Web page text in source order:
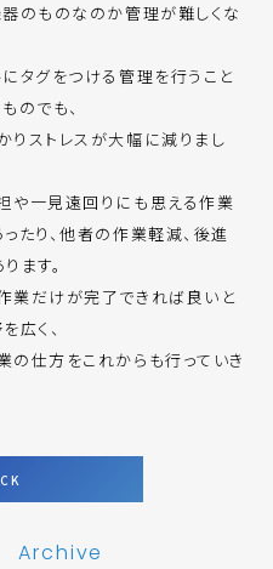
のものなのか管理が難しくな
タグをつける管理を行うこと
のでも、
ストレスが大幅に減りまし
や一見遠回りにも思える作業
たり、他者の作業軽減、後進
ます。
業だけが完了できれば良いと
広く、
仕方をこれからも行っていき
Archive